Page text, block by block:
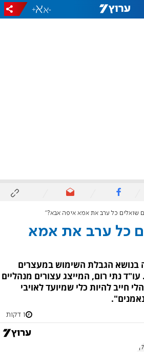
-
+
שואלים כל ערב את אמא איפה אבא?"
כל ערב את אמא
בנושא הגבלת השימוש במעצרים
נתי רום, המייצג עצורים מנהליים
חייב להיות כלי שמיועד לאויבי
1 דקות